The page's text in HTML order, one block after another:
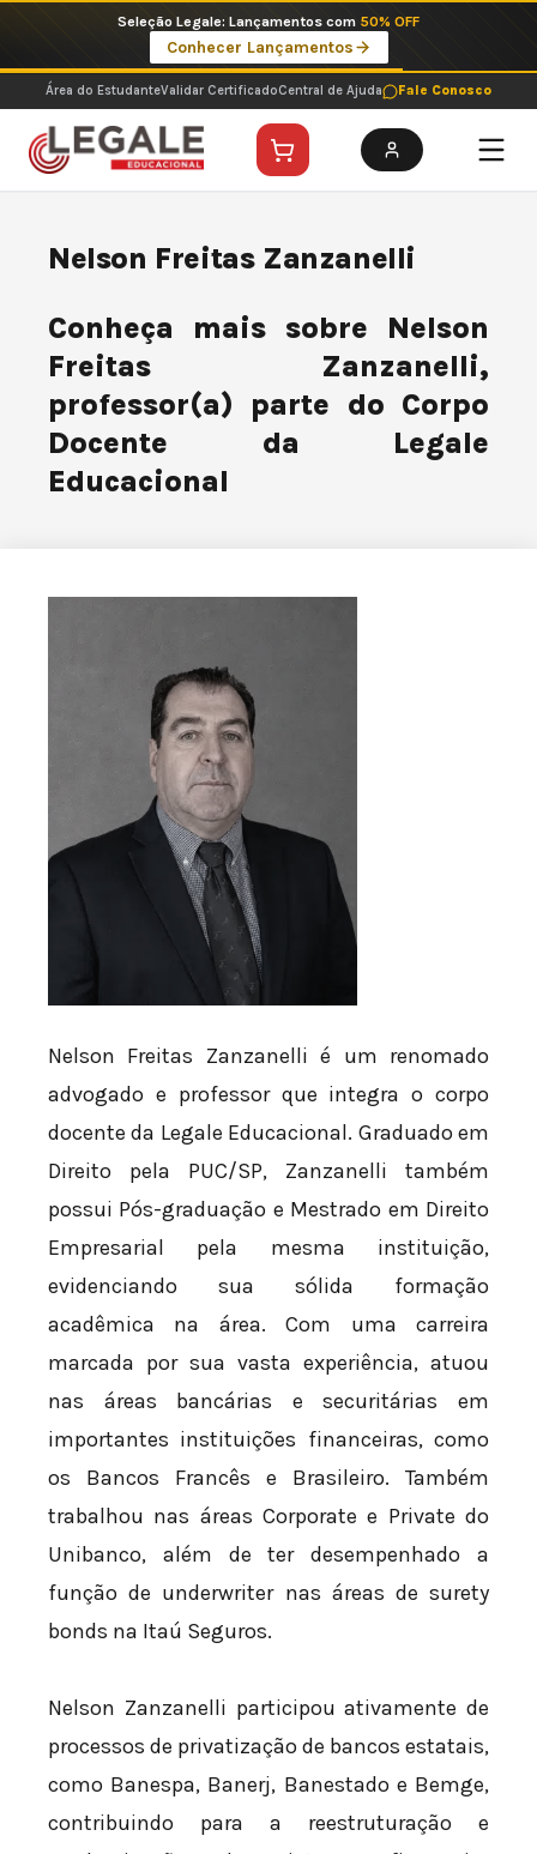
o
conteúdo
Seleção Legale: Lançamentos com 50% OFF
Conhecer Lançamentos
Área do EstudanteValidar CertificadoCentral de Ajuda Fale Conosco
Nelson Freitas Zanzanelli
Conheça mais sobre Nelson
Freitas Zanzanelli,
professor(a) parte do Corpo
Docente da Legale
Educacional
Nelson Freitas Zanzanelli é um renomado
advogado e professor que integra o corpo
docente da Legale Educacional. Graduado em
Direito pela PUC/SP, Zanzanelli também
possui Pós-graduação e Mestrado em Direito
Empresarial pela mesma instituição,
evidenciando sua sólida formação
acadêmica na área. Com uma carreira
marcada por sua vasta experiência, atuou
nas áreas bancárias e securitárias em
importantes instituições financeiras, como
os Bancos Francês e Brasileiro. Também
trabalhou nas áreas Corporate e Private do
Unibanco, além de ter desempenhado a
função de underwriter nas áreas de surety
bonds na Itaú Seguros.
Nelson Zanzanelli participou ativamente de
processos de privatização de bancos estatais,
como Banespa, Banerj, Banestado e Bemge,
contribuindo para a reestruturação e